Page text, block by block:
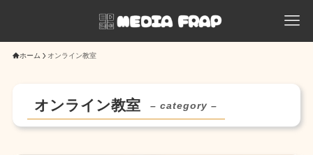
ホーム オンライン教室
オンライン教室 – category –